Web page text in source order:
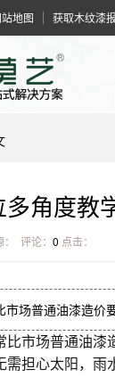
地图 获取木纹漆
角度教
评论： 0 点击：
场普通油漆造价
比市场普通油
担心太阳，雨